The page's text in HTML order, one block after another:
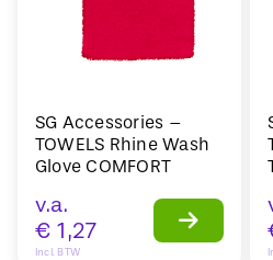
SG Accessories –
TOWELS Rhine Wash
Glove COMFORT
v.a.
€ 1,27
Incl. BTW